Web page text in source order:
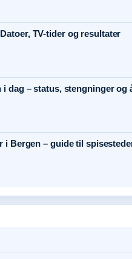
TV-tider og resultater
dag – status, stengninger og
i Bergen – guide til